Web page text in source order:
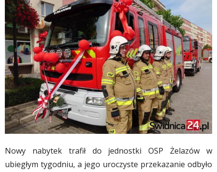
Nowy nabytek trafił do jednostki OSP Żelazów w
ubiegłym tygodniu, a jego uroczyste przekazanie odbyło